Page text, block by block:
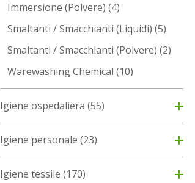
Immersione (Polvere) (4)
Smaltanti / Smacchianti (Liquidi) (5)
Smaltanti / Smacchianti (Polvere) (2)
Warewashing Chemical (10)
Igiene ospedaliera (55)
Igiene personale (23)
Igiene tessile (170)